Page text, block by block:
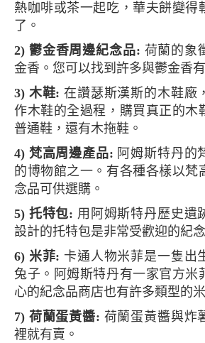
熱咖啡或茶一起吃，華夫餅變得
了。
2) 鬱金香周邊紀念品: 荷蘭的
金香。您可以找到許多與鬱金香
3) 木鞋:在讚瑟斯漢斯的木鞋廠
作木鞋的全過程，購買真正的木
普通鞋，還有木拖鞋。
4) 梵高周邊產品: 阿姆斯特丹的
的博物館之一。有各種各樣以梵
念品可供選購。
5) 托特包: 用阿姆斯特丹歷史遺
設計的托特包是非常受歡迎的紀
6) 米菲: 卡通人物米菲是一隻出
兔子。阿姆斯特丹有一家官方米
心的紀念品商店也有許多類型的
7) 荷蘭蛋黃醬: 荷蘭蛋黃醬與炸
裡就有賣。